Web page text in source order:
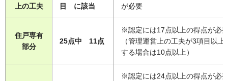
上の工夫
目 に該当
が必要
住戸専有
部分
25点中 11点
※認定には17点以上の得点が必
（管理運営上の工夫が3項目以上
する場合は10点以上）
※認定には24点以上の得点が必